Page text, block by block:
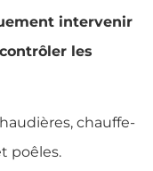
intervenir
les
chauffe-
poêles.